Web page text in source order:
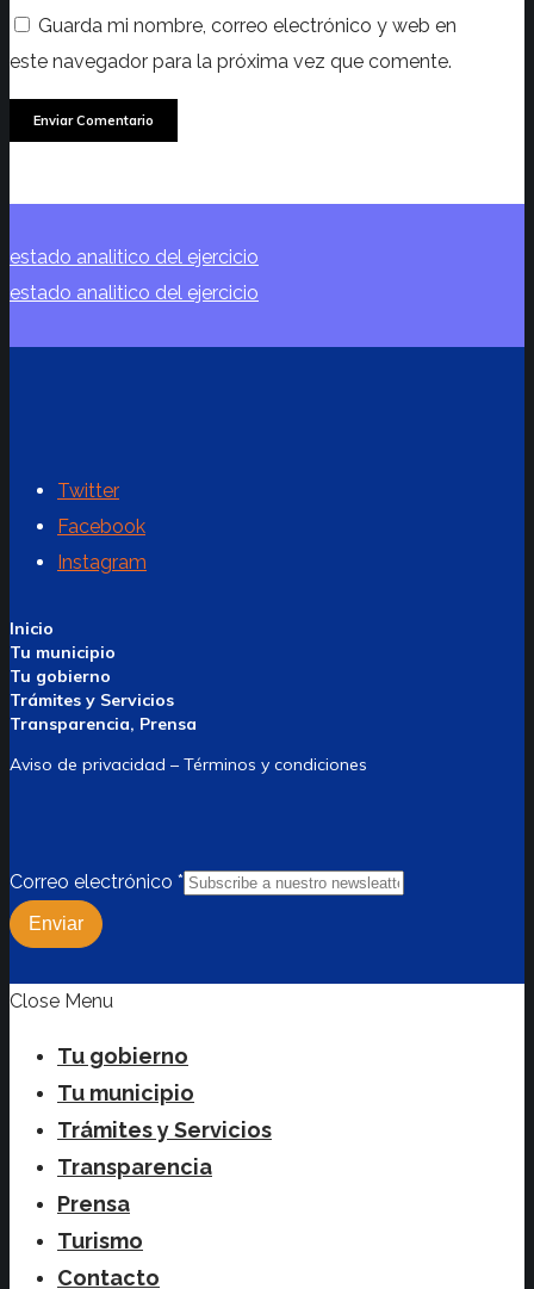
Guarda mi nombre, correo electrónico y web en
este navegador para la próxima vez que comente.
estado analitico del ejercicio
estado analitico del ejercicio
Twitter
Facebook
Instagram
Inicio
Tu municipio
Tu gobierno
Trámites y Servicios
Transparencia, Prensa
Aviso de privacidad – Términos y condiciones
Correo electrónico *
Enviar
Close Menu
Tu gobierno
Tu municipio
Trámites y Servicios
Transparencia
Prensa
Turismo
Contacto